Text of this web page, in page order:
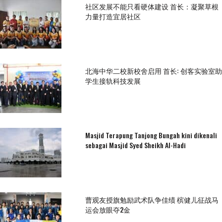
社区发展不能只看硬体建设 首长：凝聚草根
力量打造宜居社区
北海中华二校新校舍启用 首长: 创客实验室助
学生接轨科技发展
Masjid Terapung Tanjong Bungah kini dikenali
sebagai Masjid Syed Sheikh Al-Hadi
曹观友授旗勉励武术队争佳绩 槟健儿征战马
运会放眼夺2金